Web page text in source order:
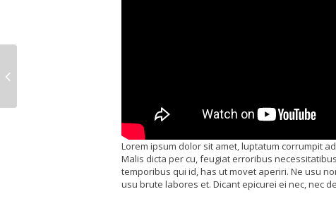
Lorem ipsum dolor sit amet, luptatum corrumpit
Malis dicta per cu, feugiat erroribus
temporibus qui id, has ut movet aperiri. Ne usu
usu brute labores et. Dicant epicurei ei nec, nec